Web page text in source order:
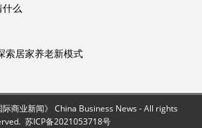
么
索居家养老新模式
商业新闻》 China Business News - All rights
苏ICP备2021053718号